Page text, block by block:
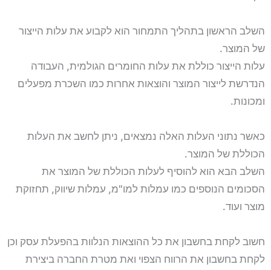
השלב הראשון בתהליך התמחור הוא לקבוע את עלות הייצור
של המוצר.
עלות הייצור כוללת את עלות החומרים הגולמית, העבודה
הנדרשת לייצור המוצר והוצאות אחרות כמו השכרת מפעלים
ומכונות.
כאשר נתוני העלות האלה נמצאים, ניתן לחשב את העלות
הכוללת של המוצר.
השלב הבא הוא להוסיף לעלות הכוללת של המוצר את
הסכומים הנוספים כמו עמלות למו"מ, עמלות שיווק, תחזוקת
מוצר ועוד.
חשוב לקחת בחשבון את כל ההוצאות הנלוות בהפעלת עסק וכן
לקחת בחשבון את הרווח הצפוי ואת מטרת החברה ביצירת